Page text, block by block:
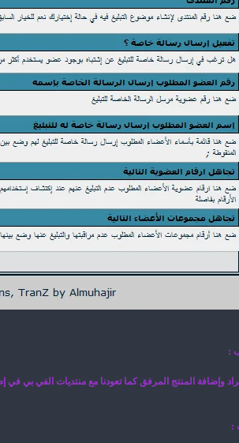
:
وإضافة المنتج المرفق كما تعودنا مع منتديات الفي بي في
: